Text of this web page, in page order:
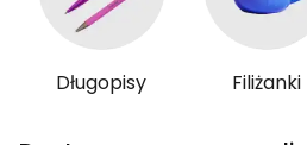
Długopisy Filiżanki